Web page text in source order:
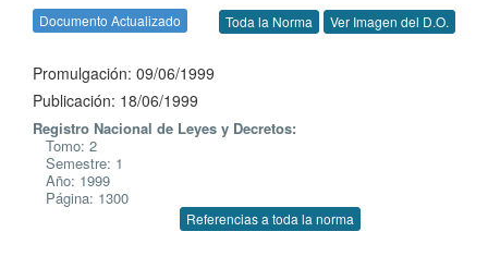
Documento Actualizado Toda la Norma Ver Imagen del D.O.
Promulgación: 09/06/1999
Publicación: 18/06/1999
Registro Nacional de Leyes y Decretos:
Tomo: 2
Semestre: 1
Año: 1999
Página: 1300
Referencias a toda la norma